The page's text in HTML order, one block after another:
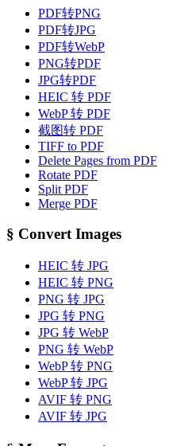
PDF转PNG
PDF转JPG
PDF转WebP
PNG转PDF
JPG转PDF
HEIC 转 PDF
WebP 转 PDF
截图转 PDF
TIFF to PDF
Delete Pages from PDF
Rotate PDF
Split PDF
Merge PDF
§ Convert Images
HEIC 转 JPG
HEIC 转 PNG
PNG 转 JPG
JPG 转 PNG
JPG 转 WebP
PNG 转 WebP
WebP 转 PNG
WebP 转 JPG
AVIF 转 PNG
AVIF 转 JPG